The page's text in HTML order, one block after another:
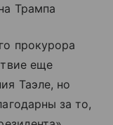
Трампа
прокурора
еще
Таэле, но
за то,